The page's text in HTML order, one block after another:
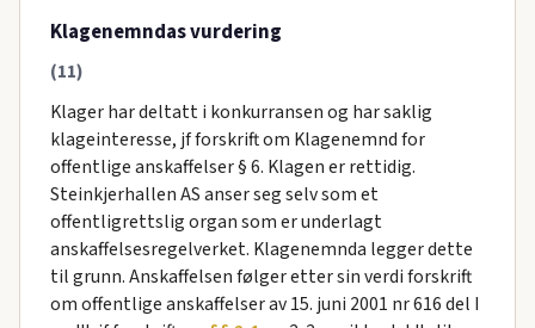
Klagenemndas vurdering
(11)
Klager har deltatt i konkurransen og har saklig
klageinteresse, jf forskrift om Klagenemnd for
offentlige anskaffelser § 6. Klagen er rettidig.
Steinkjerhallen AS anser seg selv som et
offentligrettslig organ som er underlagt
anskaffelsesregelverket. Klagenemnda legger dette
til grunn. Anskaffelsen følger etter sin verdi forskrift
om offentlige anskaffelser av 15. juni 2001 nr 616 del I